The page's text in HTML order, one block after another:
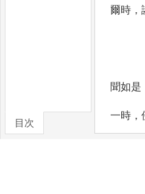
目次
爾時 ，
聞如是
一時 ，